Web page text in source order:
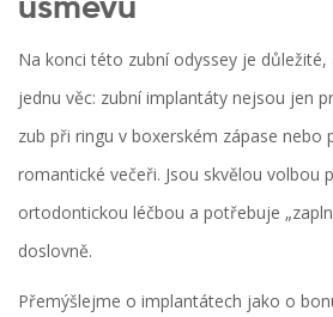
úsměvu
Na konci této zubní odyssey je důležité,
jednu věc: zubní implantáty nejsou jen
zub při ringu v boxerském zápase nebo
romantické večeři. Jsou skvělou volbou
ortodontickou léčbou a potřebuje
doslovně.
Přemýšlejme o implantátech jako o